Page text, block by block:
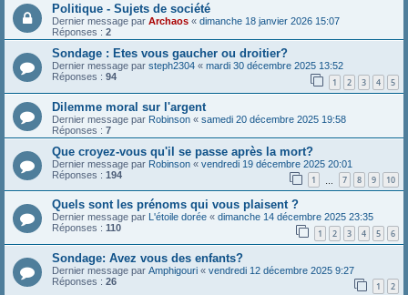
Politique - Sujets de société
Dernier message par Archaos « dimanche 18 janvier 2026 15:07
Réponses : 2
Sondage : Etes vous gaucher ou droitier?
Dernier message par steph2304 « mardi 30 décembre 2025 13:52
Réponses : 94 1 2 3 4 5
Dilemme moral sur l'argent
Dernier message par Robinson « samedi 20 décembre 2025 19:58
Réponses : 7
Que croyez-vous qu'il se passe après la mort?
Dernier message par Robinson « vendredi 19 décembre 2025 20:01
Réponses : 194 1 7 8 9 10
Quels sont les prénoms qui vous plaisent ?
Dernier message par L'étoile dorée « dimanche 14 décembre 2025 23:35
Réponses : 110 1 2 3 4 5 6
Sondage: Avez vous des enfants?
Dernier message par Amphigouri « vendredi 12 décembre 2025 9:27
Réponses : 26 1 2